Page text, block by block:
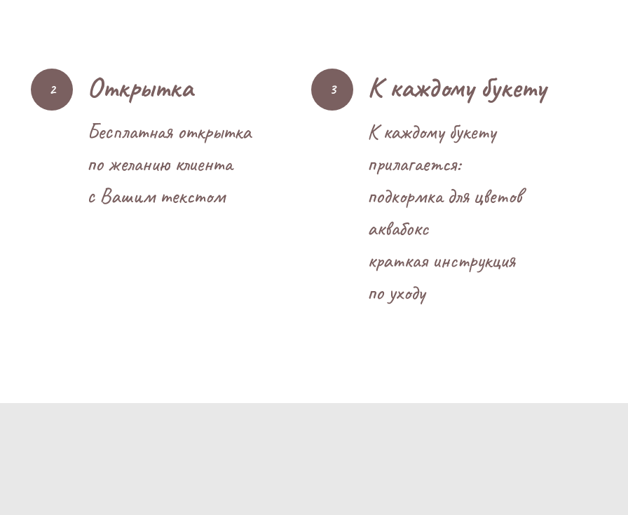
Открытка
Бесплатная открытка
по желанию клиента
с Вашим текстом
К каждому букету
К каждому букету
прилагается:
подкормка для цветов
аквабокс
краткая инструкция
по уходу